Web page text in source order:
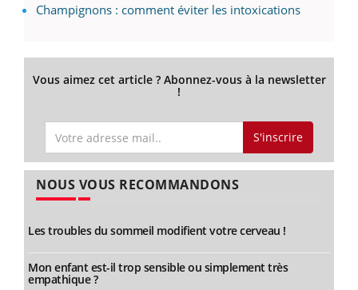
Champignons : comment éviter les intoxications
Vous aimez cet article ? Abonnez-vous à la newsletter
!
S'inscrire
NOUS VOUS RECOMMANDONS
Les troubles du sommeil modifient votre cerveau !
Mon enfant est-il trop sensible ou simplement très
empathique ?